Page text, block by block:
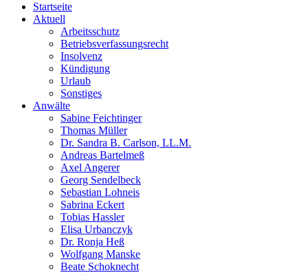
Startseite
Aktuell
Arbeitsschutz
Betriebsverfassungsrecht
Insolvenz
Kündigung
Urlaub
Sonstiges
Anwälte
Sabine Feichtinger
Thomas Müller
Dr. Sandra B. Carlson, LL.M.
Andreas Bartelmeß
Axel Angerer
Georg Sendelbeck
Sebastian Lohneis
Sabrina Eckert
Tobias Hassler
Elisa Urbanczyk
Dr. Ronja Heß
Wolfgang Manske
Beate Schoknecht